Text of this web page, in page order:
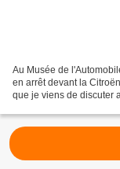
Au Musée de
en arrêt devant la
que je viens de discuter